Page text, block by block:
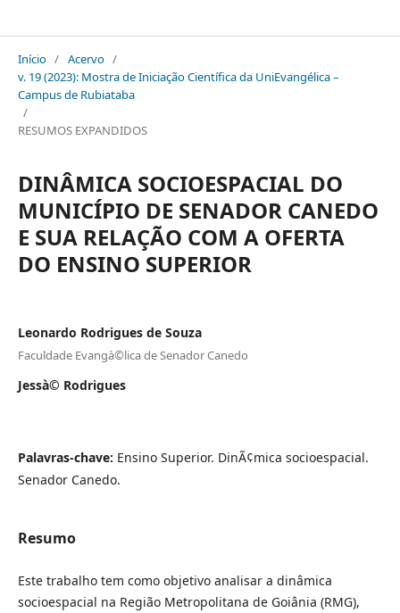
Início / Acervo /
v. 19 (2023): Mostra de Iniciação Científica da UniEvangélica –
Campus de Rubiataba
/
RESUMOS EXPANDIDOS
DINÂMICA SOCIOESPACIAL DO
MUNICÍPIO DE SENADOR CANEDO
E SUA RELAÇÃO COM A OFERTA
DO ENSINO SUPERIOR
Leonardo Rodrigues de Souza
Faculdade Evangà©lica de Senador Canedo
Jessà© Rodrigues
Palavras-chave: Ensino Superior. DinÃ¢mica socioespacial.
Senador Canedo.
Resumo
Este trabalho tem como objetivo analisar a dinâmica
socioespacial na Região Metropolitana de Goiânia (RMG),